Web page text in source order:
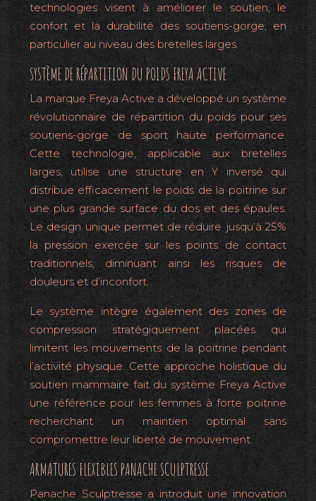
technologies visent à améliorer le soutien, le
confort et la durabilité des soutiens-gorge, en
particulier au niveau des bretelles larges.
SYSTÈME DE RÉPARTITION DU POIDS FREYA ACTIVE
La marque Freya Active a développé un système
révolutionnaire de répartition du poids pour ses
soutiens-gorge de sport haute performance.
Cette technologie, applicable aux bretelles
larges, utilise une structure en Y inversé qui
distribue efficacement le poids de la poitrine sur
une plus grande surface du dos et des épaules.
Le design unique permet de réduire jusqu’à 25%
la pression exercée sur les points de contact
traditionnels, diminuant ainsi les risques de
douleurs et d’inconfort.
Le système intègre également des zones de
compression stratégiquement placées qui
limitent les mouvements de la poitrine pendant
l’activité physique. Cette approche holistique du
soutien mammaire fait du système Freya Active
une référence pour les femmes à forte poitrine
recherchant un maintien optimal sans
compromettre leur liberté de mouvement.
ARMATURES FLEXIBLES PANACHE SCULPTRESSE
Panache Sculptresse a introduit une innovation